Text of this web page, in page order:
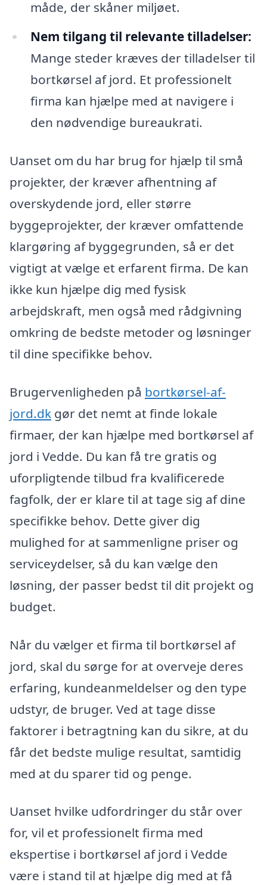
måde, der skåner miljøet.
Nem tilgang til relevante tilladelser:
Mange steder kræves der tilladelser til
bortkørsel af jord. Et professionelt
firma kan hjælpe med at navigere i
den nødvendige bureaukrati.
Uanset om du har brug for hjælp til små
projekter, der kræver afhentning af
overskydende jord, eller større
byggeprojekter, der kræver omfattende
klargøring af byggegrunden, så er det
vigtigt at vælge et erfarent firma. De kan
ikke kun hjælpe dig med fysisk
arbejdskraft, men også med rådgivning
omkring de bedste metoder og løsninger
til dine specifikke behov.
Brugervenligheden på bortkørsel-af-
jord.dk gør det nemt at finde lokale
firmaer, der kan hjælpe med bortkørsel af
jord i Vedde. Du kan få tre gratis og
uforpligtende tilbud fra kvalificerede
fagfolk, der er klare til at tage sig af dine
specifikke behov. Dette giver dig
mulighed for at sammenligne priser og
serviceydelser, så du kan vælge den
løsning, der passer bedst til dit projekt og
budget.
Når du vælger et firma til bortkørsel af
jord, skal du sørge for at overveje deres
erfaring, kundeanmeldelser og den type
udstyr, de bruger. Ved at tage disse
faktorer i betragtning kan du sikre, at du
får det bedste mulige resultat, samtidig
med at du sparer tid og penge.
Uanset hvilke udfordringer du står over
for, vil et professionelt firma med
ekspertise i bortkørsel af jord i Vedde
være i stand til at hjælpe dig med at få